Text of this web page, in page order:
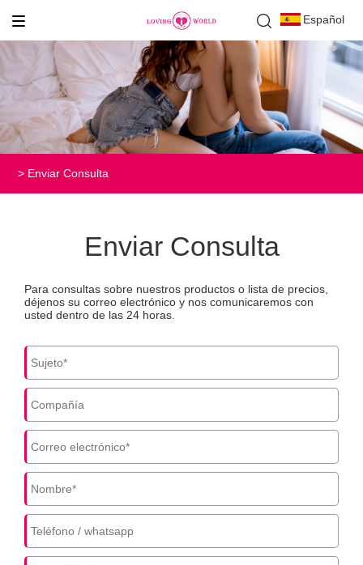
Español
> Enviar Consulta
Enviar Consulta
Para consultas sobre nuestros productos o lista de precios,
déjenos su correo electrónico y nos comunicaremos con
usted dentro de las 24 horas.